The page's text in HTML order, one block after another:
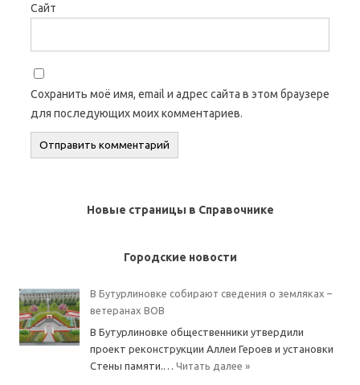
Сайт
Сохранить моё имя, email и адрес сайта в этом браузере
для последующих моих комментариев.
Новые страницы в Справочнике
Городские новости
В Бутурлиновке собирают сведения о земляках –
ветеранах ВОВ
В Бутурлиновке общественники утвердили
проект реконструкции Аллеи Героев и установки
Стены памяти.… Читать далее »